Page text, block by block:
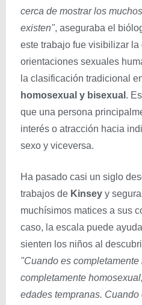
cerca de mostrar los
existen", aseguraba el
este trabajo fue visibilizar
orientaciones sexuales
la clasificación tradicional
homosexual y bisexual .
que una persona
interés o atracción hacia
sexo y viceversa.
Ha pasado casi un siglo
trabajos de Kinsey y
muchísimos matices a sus
caso, la escala puede
sienten los niños al
"Cuando es
completamente
edades tempranas.